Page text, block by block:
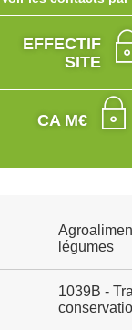
EFFECTIF
SITE
CA M€
légumes
1039B -